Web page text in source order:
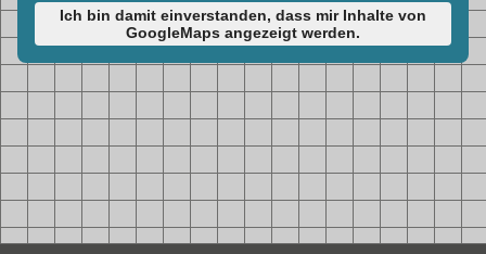
Ich bin damit einverstanden, dass mir Inhalte von
GoogleMaps angezeigt werden.